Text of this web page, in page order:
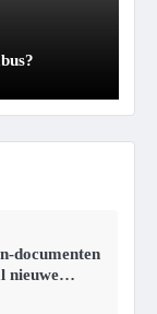
documenten
nieuwe